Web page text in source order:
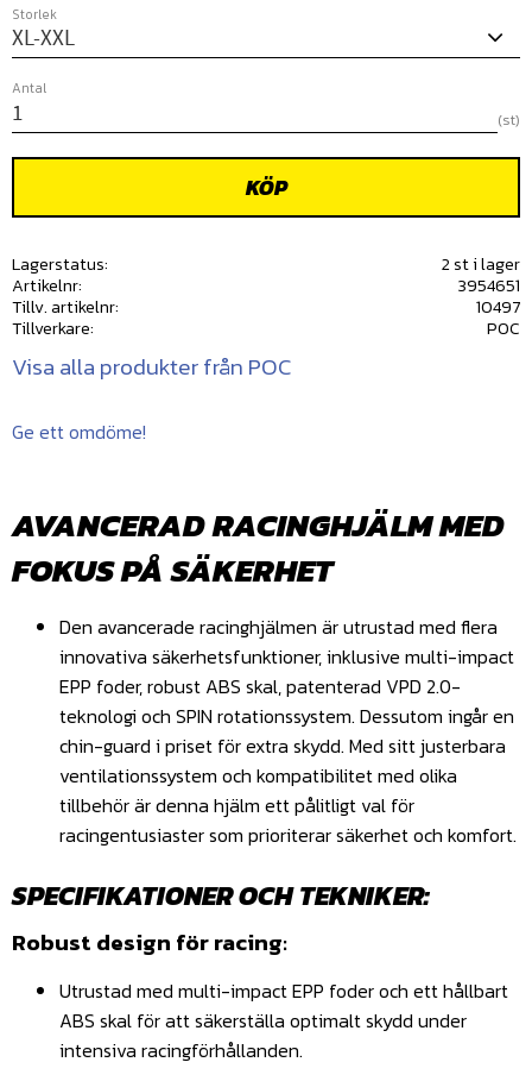
Storlek
Antal
st
KÖP
Lagerstatus
2 st i lager
Artikelnr
3954651
Tillv. artikelnr
10497
Tillverkare
POC
Visa alla produkter från POC
Ge ett omdöme!
AVANCERAD RACINGHJÄLM MED
FOKUS PÅ SÄKERHET
Den avancerade racinghjälmen är utrustad med flera
innovativa säkerhetsfunktioner, inklusive multi-impact
EPP foder, robust ABS skal, patenterad VPD 2.0-
teknologi och SPIN rotationssystem. Dessutom ingår en
chin-guard i priset för extra skydd. Med sitt justerbara
ventilationssystem och kompatibilitet med olika
tillbehör är denna hjälm ett pålitligt val för
racingentusiaster som prioriterar säkerhet och komfort.
SPECIFIKATIONER OCH TEKNIKER:
Robust design för racing:
Utrustad med multi-impact EPP foder och ett hållbart
ABS skal för att säkerställa optimalt skydd under
intensiva racingförhållanden.